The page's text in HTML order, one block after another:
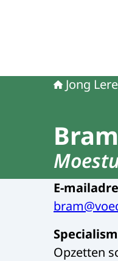
Jong
E-
Opzetten